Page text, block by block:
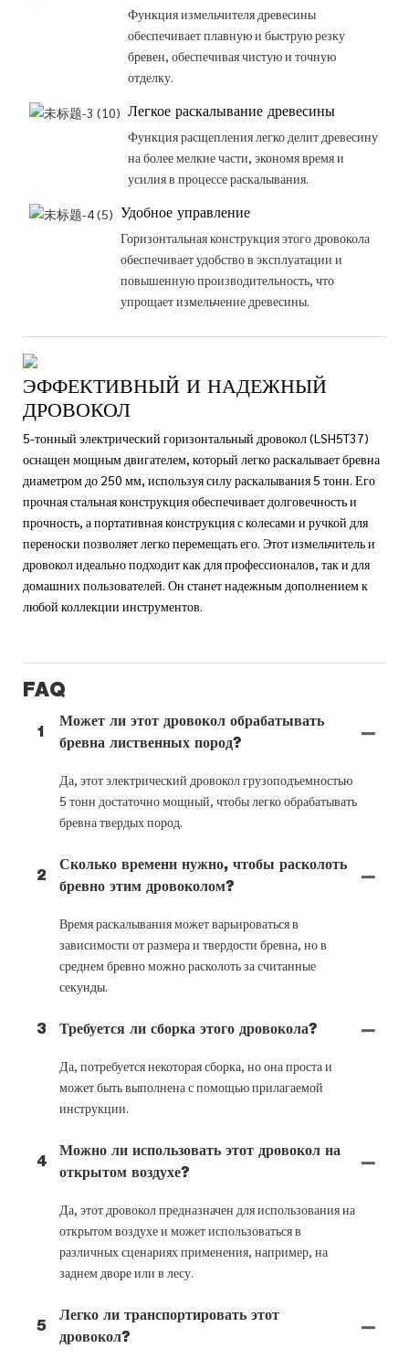
Функция измельчителя древесины
обеспечивает плавную и быструю резку
бревен, обеспечивая чистую и точную
отделку.
Легкое раскалывание древесины
Функция расщепления легко делит древесину
на более мелкие части, экономя время и
усилия в процессе раскалывания.
Удобное управление
Горизонтальная конструкция этого дровокола
обеспечивает удобство в эксплуатации и
повышенную производительность, что
упрощает измельчение древесины.
ЭФФЕКТИВНЫЙ И НАДЕЖНЫЙ
ДРОВОКОЛ
5-тонный электрический горизонтальный дровокол (LSH5T37)
оснащен мощным двигателем, который легко раскалывает бревна
диаметром до 250 мм, используя силу раскалывания 5 тонн. Его
прочная стальная конструкция обеспечивает долговечность и
прочность, а портативная конструкция с колесами и ручкой для
переноски позволяет легко перемещать его. Этот измельчитель и
дровокол идеально подходит как для профессионалов, так и для
домашних пользователей. Он станет надежным дополнением к
любой коллекции инструментов.
FAQ
1
Может ли этот дровокол обрабатывать
бревна лиственных пород?
Да, этот электрический дровокол грузоподъемностью
5 тонн достаточно мощный, чтобы легко обрабатывать
бревна твердых пород.
2
Сколько времени нужно, чтобы расколоть
бревно этим дровоколом?
Время раскалывания может варьироваться в
зависимости от размера и твердости бревна, но в
среднем бревно можно расколоть за считанные
секунды.
3 Требуется ли сборка этого дровокола?
Да, потребуется некоторая сборка, но она проста и
может быть выполнена с помощью прилагаемой
инструкции.
4
Можно ли использовать этот дровокол на
открытом воздухе?
Да, этот дровокол предназначен для использования на
открытом воздухе и может использоваться в
различных сценариях применения, например, на
заднем дворе или в лесу.
5
Легко ли транспортировать этот
дровокол?